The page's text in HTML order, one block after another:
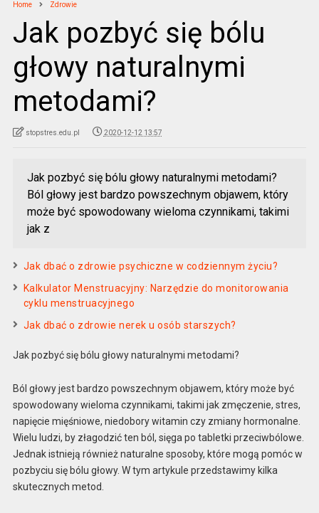
Home Zdrowie
Jak pozbyć się bólu
głowy naturalnymi
metodami?
stopstres.edu.pl 2020-12-12 13:57
Jak pozbyć się bólu głowy naturalnymi metodami?
Ból głowy jest bardzo powszechnym objawem, który
może być spowodowany wieloma czynnikami, takimi
jak z
Jak dbać o zdrowie psychiczne w codziennym życiu?
Kalkulator Menstruacyjny: Narzędzie do monitorowania
cyklu menstruacyjnego
Jak dbać o zdrowie nerek u osób starszych?
Jak pozbyć się bólu głowy naturalnymi metodami?
Ból głowy jest bardzo powszechnym objawem, który może być
spowodowany wieloma czynnikami, takimi jak zmęczenie, stres,
napięcie mięśniowe, niedobory witamin czy zmiany hormonalne.
Wielu ludzi, by złagodzić ten ból, sięga po tabletki przeciwbólowe.
Jednak istnieją również naturalne sposoby, które mogą pomóc w
pozbyciu się bólu głowy. W tym artykule przedstawimy kilka
skutecznych metod.